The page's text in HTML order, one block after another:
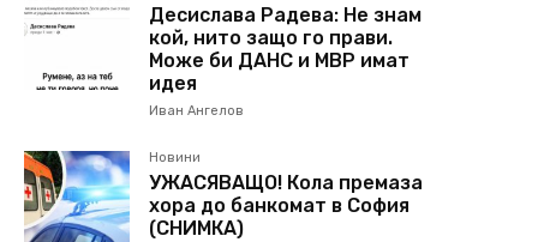
Десислава Радева: Не знам
кой, нито защо го прави.
Може би ДАНС и МВР имат
идея
Иван Ангелов
Новини
УЖАСЯВАЩО! Кола премаза
хора до банкомат в София
(СНИМКА)